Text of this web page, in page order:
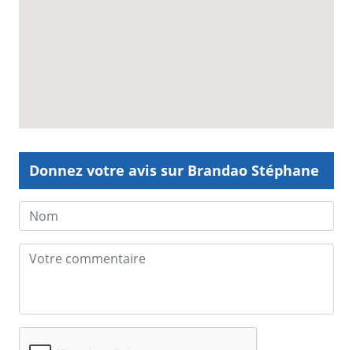
Donnez votre avis sur Brandao Stéphane